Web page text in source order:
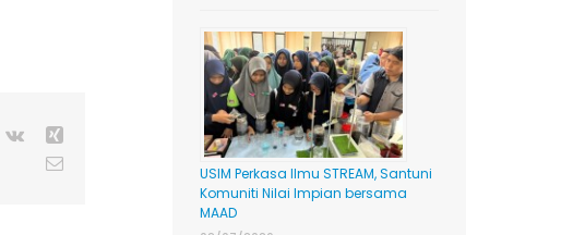
Vk
Xing
Email
USIM Perkasa Ilmu STREAM, Santuni
Komuniti Nilai Impian bersama
MAAD